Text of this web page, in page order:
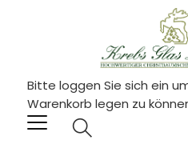
Bitte loggen Sie sich ein
Warenkorb legen zu